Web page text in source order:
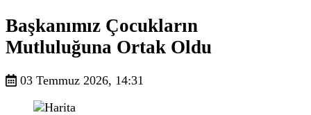
Başkanımız Çocukların
Mutluluğuna Ortak Oldu
03 Temmuz 2026, 14:31